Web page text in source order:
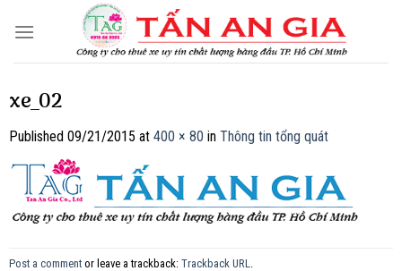
xe_02
Published 09/21/2015 at 400 × 80 in Thông tin tổng quát
Post a comment or leave a trackback: Trackback URL